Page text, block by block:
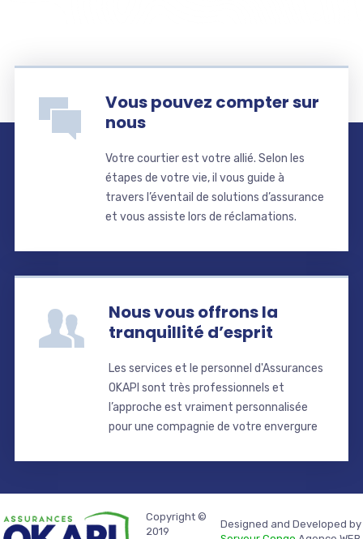
Vous pouvez compter sur
nous
Votre courtier est votre allié. Selon les
étapes de votre vie, il vous guide à
travers l’éventail de solutions d’assurance
et vous assiste lors de réclamations.
Nous vous offrons la
tranquillité d’esprit
Les services et le personnel d'Assurances
OKAPI sont très professionnels et
l’approche est vraiment personnalisée
pour une compagnie de votre envergure
Copyright ©
2019
Designed and Developed by